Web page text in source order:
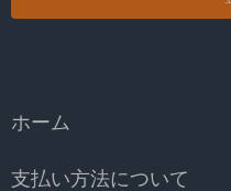
ホーム
支払い方法について